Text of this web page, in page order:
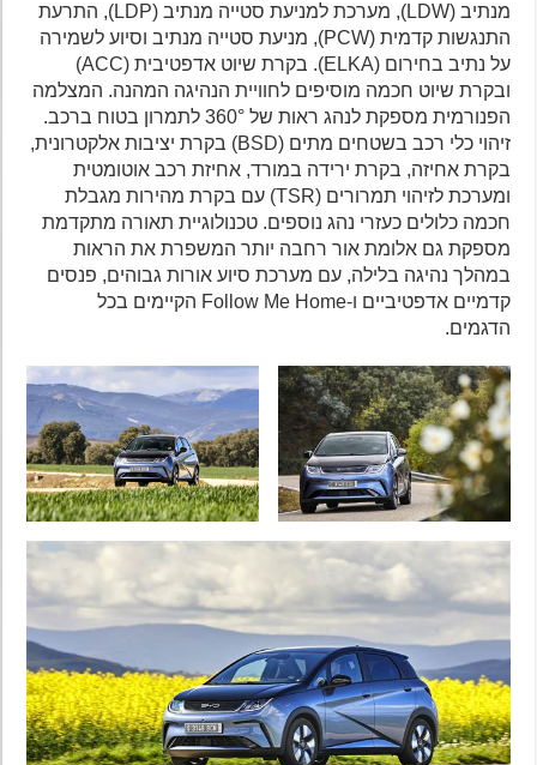
מנתיב (LDW), מערכת למניעת סטייה מנתיב (LDP), התרעת
התנגשות קדמית (PCW), מניעת סטייה מנתיב וסיוע לשמירה
על נתיב בחירום (ELKA). בקרת שיוט אדפטיבית (ACC)
ובקרת שיוט חכמה מוסיפים לחוויית הנהיגה המהנה. המצלמה
הפנורמית מספקת לנהג ראות של 360° לתמרון בטוח ברכב.
זיהוי כלי רכב בשטחים מתים (BSD) בקרת יציבות אלקטרונית,
בקרת אחיזה, בקרת ירידה במורד, אחיזת רכב אוטומטית
ומערכת לזיהוי תמרורים (TSR) עם בקרת מהירות מגבלת
חכמה כלולים כעזרי נהג נוספים. טכנולוגיית תאורה מתקדמת
מספקת גם אלומת אור רחבה יותר המשפרת את הראות
במהלך נהיגה בלילה, עם מערכת סיוע אורות גבוהים, פנסים
קדמיים אדפטיביים ו-Follow Me Home הקיימים בכל
הדגמים.